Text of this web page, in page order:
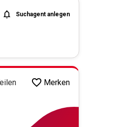
Suchagent anlegen
Merken